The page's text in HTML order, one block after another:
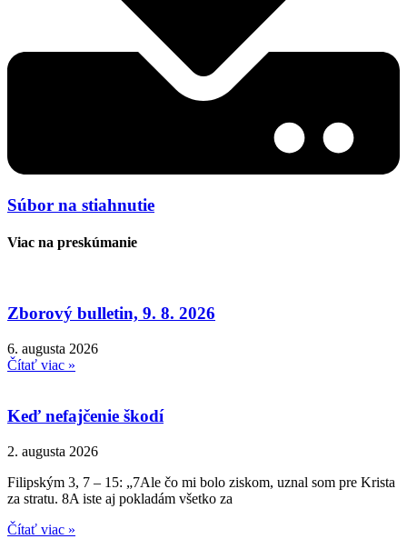
Súbor na stiahnutie
Viac na preskúmanie
Zborový bulletin, 9. 8. 2026
6. augusta 2026
Čítať viac »
Keď nefajčenie škodí
2. augusta 2026
Filipským 3, 7 – 15: „7Ale čo mi bolo ziskom, uznal som pre Krista
za stratu. 8A iste aj pokladám všetko za
Čítať viac »